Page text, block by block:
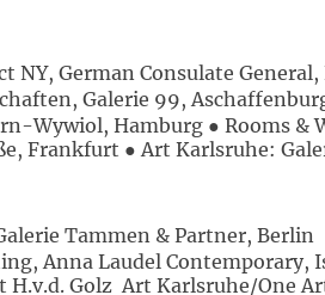
NY, German Consulate
Galerie 99,
Wywiol, Hamburg ● Rooms
Frankfurt ● Art Karlsruhe:
Tammen & Partner, Berlin
Anna Laudel Contemporary,
Golz Art Karlsruhe/One